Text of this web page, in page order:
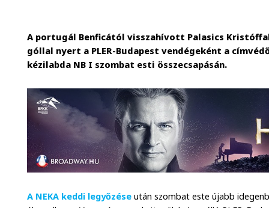
A portugál Benficától visszahívott Palasics
góllal nyert a PLER-Budapest vendégeként a
kézilabda NB I szombat esti összecsapásán.
A NEKA keddi legyőzése után szombat este újabb